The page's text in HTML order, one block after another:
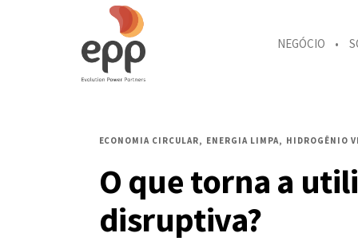
NEGÓCIO
ECONOMIA CIRCULAR ENERGIA LIMPA HIDROGÊNIO
O que torna a
disruptiva?